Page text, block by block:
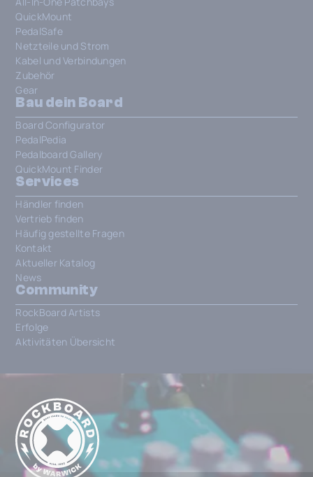
QuickMount
PedalSafe
Netzteile und Strom
Kabel und Verbindungen
Zubehör
Gear
Bau dein Board
Board Configurator
PedalPedia
Pedalboard Gallery
QuickMount Finder
Services
Händler finden
Vertrieb finden
Häufig gestellte Fragen
Kontakt
Aktueller Katalog
News
Community
RockBoard Artists
Erfolge
Aktivitäten Übersicht